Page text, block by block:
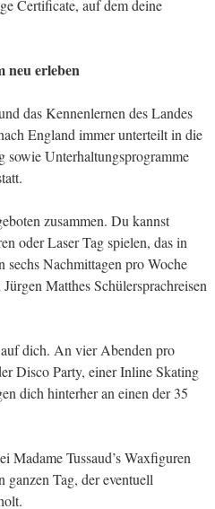
Certificate, auf dem deine
neu erleben
das Kennenlernen des Landes
England immer unterteilt in die
sowie Unterhaltungsprogramme
zusammen. Du kannst
oder Laser Tag spielen, das in
Nachmittagen pro Woche
Matthes Schülersprachreisen
dich. An vier Abenden pro
Disco Party, einer Inline Skating
dich hinterher an einen der 35
Madame Tussaud’s Waxfiguren
Tag, der eventuell